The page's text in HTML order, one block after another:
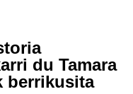
du Tamara
berrikusita